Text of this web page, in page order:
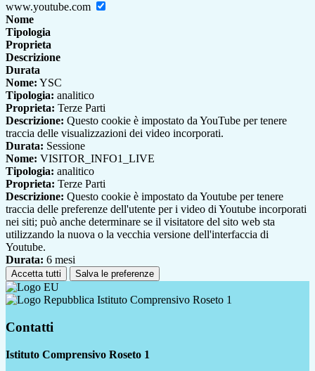
www.youtube.com
Nome
Tipologia
Proprieta
Descrizione
Durata
Nome: YSC
Tipologia: analitico
Proprieta: Terze Parti
Descrizione: Questo cookie è impostato da YouTube per tenere
traccia delle visualizzazioni dei video incorporati.
Durata: Sessione
Nome: VISITOR_INFO1_LIVE
Tipologia: analitico
Proprieta: Terze Parti
Descrizione: Questo cookie è impostato da Youtube per tenere
traccia delle preferenze dell'utente per i video di Youtube incorporati
nei siti; può anche determinare se il visitatore del sito web sta
utilizzando la nuova o la vecchia versione dell'interfaccia di
Youtube.
Durata: 6 mesi
Accetta tutti Salva le preferenze
Istituto Comprensivo Roseto 1
Contatti
Istituto Comprensivo Roseto 1